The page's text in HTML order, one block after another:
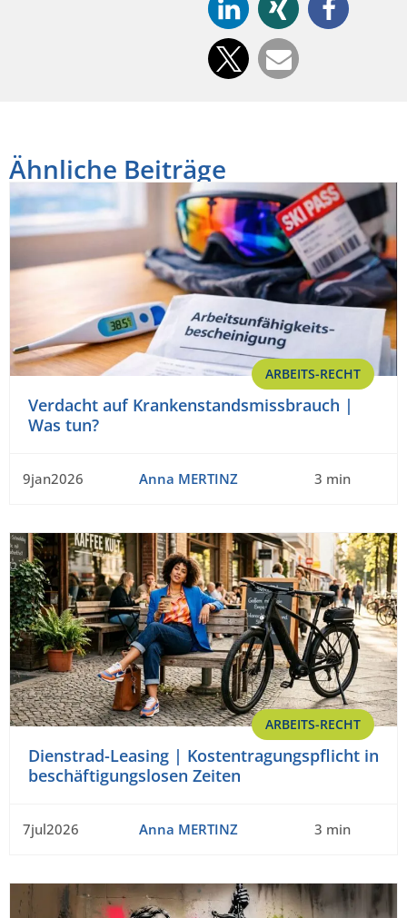
Ähnliche Beiträge
ARBEITS-RECHT
Verdacht auf Krankenstandsmissbrauch |
Was tun?
9jan2026 Anna MERTINZ 3 min
ARBEITS-RECHT
Dienstrad-Leasing | Kostentragungspflicht in
beschäftigungslosen Zeiten
7jul2026 Anna MERTINZ 3 min